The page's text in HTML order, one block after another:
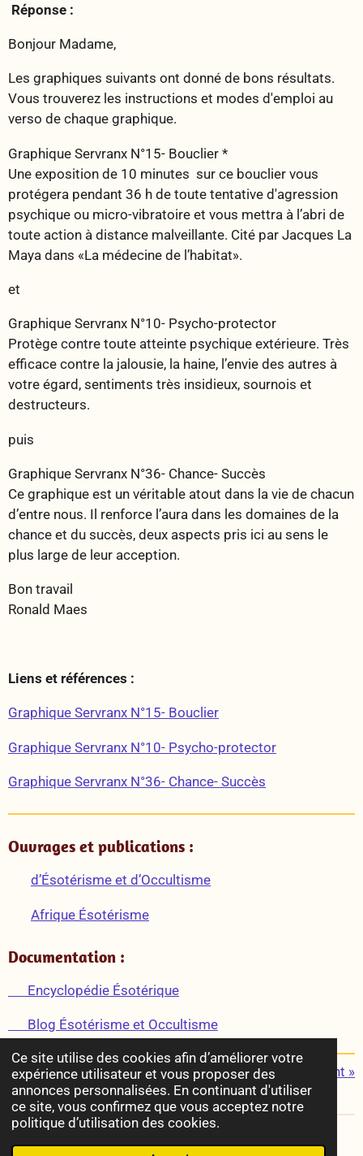
Ce site utilise des cookies afin d’améliorer votre
expérience utilisateur et vous proposer des
annonces personnalisées. En continuant d'utiliser
ce site, vous confirmez que vous acceptez notre
politique d’utilisation des cookies.
Réponse :
Bonjour Madame,
Les graphiques suivants ont donné de bons résultats.
Vous trouverez les instructions et modes d'emploi au
verso de chaque graphique.
Graphique Servranx N°15- Bouclier *
Une exposition de 10 minutes sur ce bouclier vous
protégera pendant 36 h de toute tentative d'agression
psychique ou micro-vibratoire et vous mettra à l’abri de
toute action à distance malveillante. Cité par Jacques La
Maya dans «La médecine de l’habitat».
et
Graphique Servranx N°10- Psycho-protector
Protège contre toute atteinte psychique extérieure. Très
efficace contre la jalousie, la haine, l’envie des autres à
votre égard, sentiments très insidieux, sournois et
destructeurs.
puis
Graphique Servranx N°36- Chance- Succès
Ce graphique est un véritable atout dans la vie de chacun
d’entre nous. Il renforce l’aura dans les domaines de la
chance et du succès, deux aspects pris ici au sens le
plus large de leur acception.
Bon travail
Ronald Maes
Liens et références :
Graphique Servranx N°15- Bouclier
Graphique Servranx N°10- Psycho-protector
Graphique Servranx N°36- Chance- Succès
Ouvrages et publications :
d’Ésotérisme et d’Occultisme
Afrique Ésotérisme
Documentation :
Encyclopédie Ésotérique
Blog Ésotérisme et Occultisme
«Précédent Suivant »
P
a
t
P
a
t
P
a
t
P
a
t
© 2022 - 2026 Radiesthésie & Esotérisme